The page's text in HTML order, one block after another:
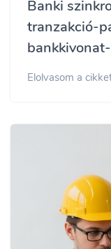
Banki
tranzakció-
Elolvasom a